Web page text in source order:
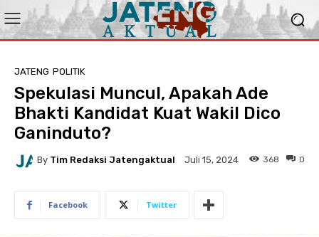
JATENG POLITIK
Spekulasi Muncul, Apakah Ade
Bhakti Kandidat Kuat Wakil Dico
Ganinduto?
By Tim Redaksi Jatengaktual Juli 15, 2024 0
368
Facebook Twitter